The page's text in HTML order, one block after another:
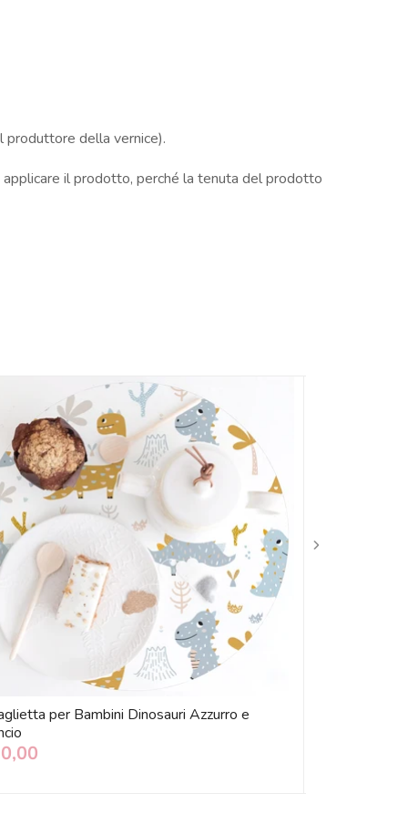
produttore della vernice).
il prodotto, perché la tenuta del prodotto
per Bambini Dinosauri Azzurro e